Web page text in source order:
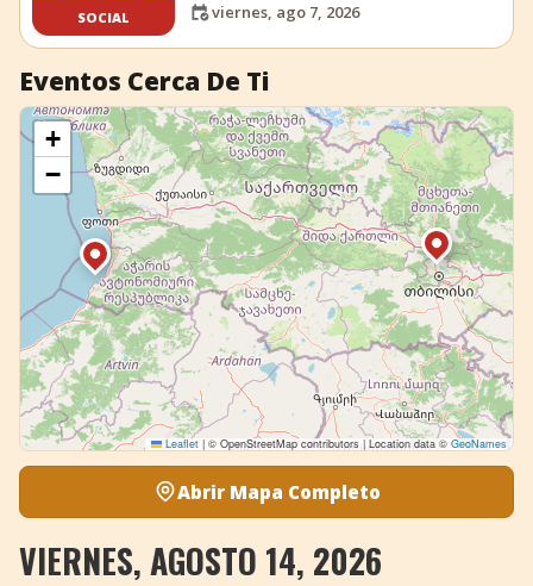
SOCIAL
viernes, ago 7, 2026
Eventos Cerca De Ti
+
−
Leaflet | © OpenStreetMap contributors | Location data © GeoNames
Abrir Mapa Completo
VIERNES, AGOSTO 14, 2026